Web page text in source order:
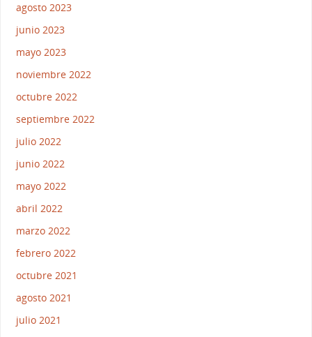
agosto 2023
junio 2023
mayo 2023
noviembre 2022
octubre 2022
septiembre 2022
julio 2022
junio 2022
mayo 2022
abril 2022
marzo 2022
febrero 2022
octubre 2021
agosto 2021
julio 2021